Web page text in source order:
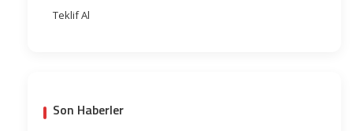
Teklif Al
Son Haberler